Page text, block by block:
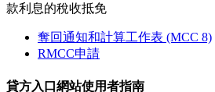
款利息的稅收抵免
奪回通知和計算工作表 (MCC 8)
RMCC申請
貸方入口網站使用者指南